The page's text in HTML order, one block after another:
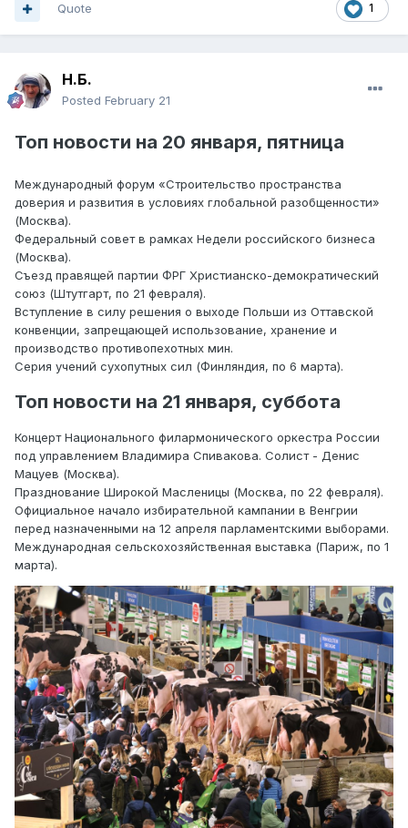
1
Quote
Н.Б.
Posted February 21
Топ новости на 20 января, пятница
Международный форум «Строительство пространства
доверия и развития в условиях глобальной разобщенности»
(Москва).
Федеральный совет в рамках Недели российского бизнеса
(Москва).
Съезд правящей партии ФРГ Христианско-демократический
союз (Штутгарт, по 21 февраля).
Вступление в силу решения о выходе Польши из Оттавской
конвенции, запрещающей использование, хранение и
производство противопехотных мин.
Серия учений сухопутных сил (Финляндия, по 6 марта).
Топ новости на 21 января, суббота
Концерт Национального филармонического оркестра России
под управлением Владимира Спивакова. Солист - Денис
Мацуев (Москва).
Празднование Широкой Масленицы (Москва, по 22 февраля).
Официальное начало избирательной кампании в Венгрии
перед назначенными на 12 апреля парламентскими выборами.
Международная сельскохозяйственная выставка (Париж, по 1
марта).